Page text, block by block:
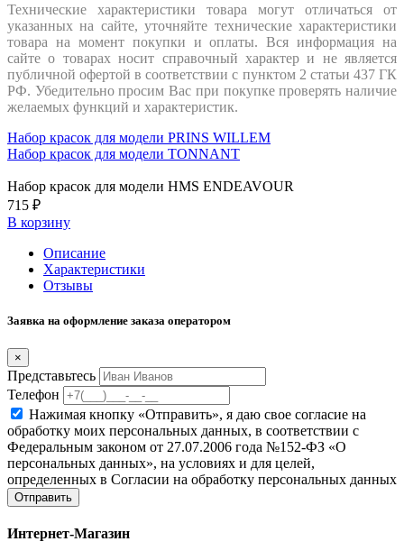
Технические характеристики товара могут отличаться от
указанных на сайте, уточняйте технические характеристики
товара на момент покупки и оплаты. Вся информация на
сайте о товарах носит справочный характер и не является
публичной офертой в соответствии с пунктом 2 статьи 437 ГК
РФ. Убедительно просим Вас при покупке проверять наличие
желаемых функций и характеристик.
Набор красок для модели PRINS WILLEM
Набор красок для модели TONNANT
Набор красок для модели HMS ENDEAVOUR
715 ₽
В корзину
Описание
Характеристики
Отзывы
Заявка на оформление заказа оператором
×
Представьтесь
Телефон
Нажимая кнопку «Отправить», я даю свое согласие на
обработку моих персональных данных, в соответствии с
Федеральным законом от 27.07.2006 года №152-ФЗ «О
персональных данных», на условиях и для целей,
определенных в Согласии на обработку персональных данных
Отправить
Интернет-Магазин